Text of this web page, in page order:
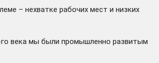
– нехватке рабочих мест и низких
века мы были промышленно развитым